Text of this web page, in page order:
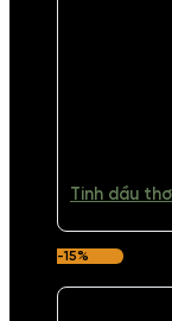
Tinh dầu
-15%